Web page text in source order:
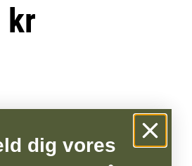
kr
dig vores